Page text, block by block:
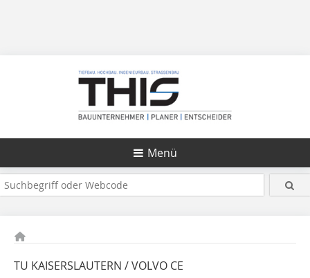
Menü
TU KAISERSLAUTERN / VOLVO CE